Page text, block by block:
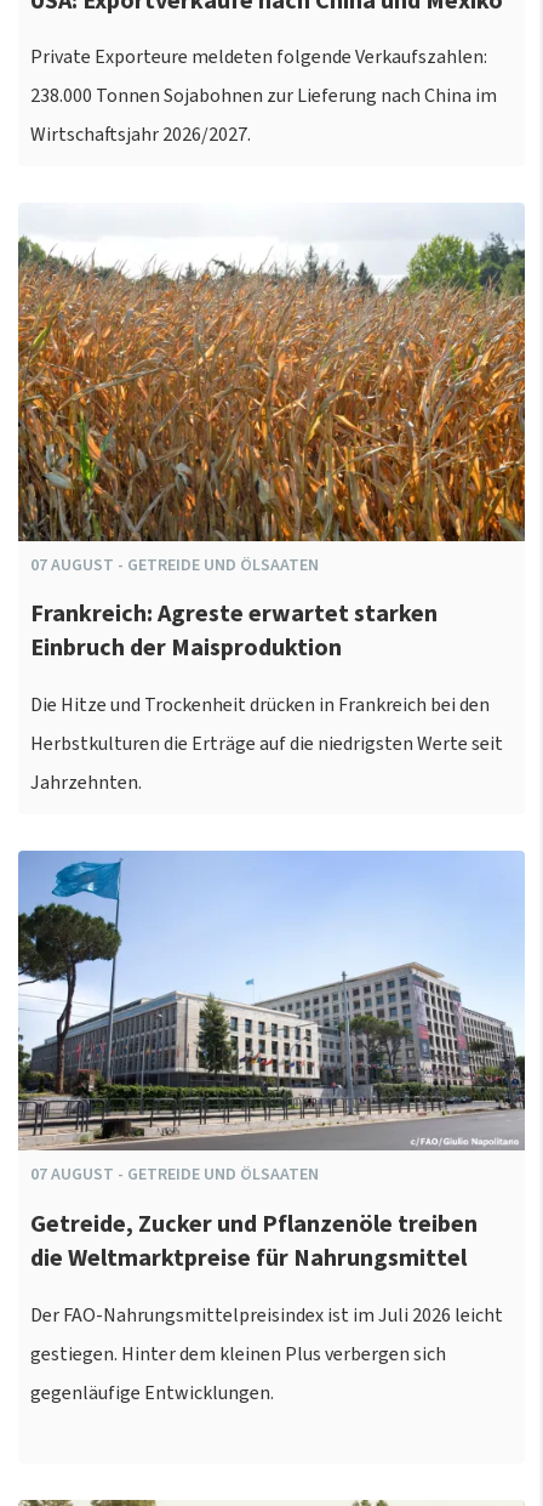
Private Exporteure meldeten folgende Verkaufszahlen:
238.000 Tonnen Sojabohnen zur Lieferung nach China im
Wirtschaftsjahr 2026/2027.
07AUGUST - GETREIDE UND ÖLSAATEN
Frankreich: Agreste erwartet starken
Einbruch der Maisproduktion
Die Hitze und Trockenheit drücken in Frankreich bei den
Herbstkulturen die Erträge auf die niedrigsten Werte seit
Jahrzehnten.
07AUGUST - GETREIDE UND ÖLSAATEN
Getreide, Zucker und Pflanzenöle treiben
die Weltmarktpreise für Nahrungsmittel
Der FAO-Nahrungsmittelpreisindex ist im Juli 2026 leicht
gestiegen. Hinter dem kleinen Plus verbergen sich
gegenläufige Entwicklungen.